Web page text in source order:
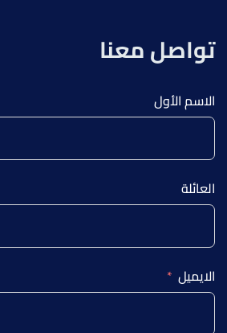
تواصل معنا
الاسم الأول
العائلة
الايميل